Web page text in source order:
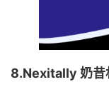
8.Nexitally 奶昔